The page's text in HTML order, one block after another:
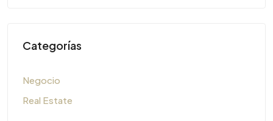
Categorías
Negocio
Real Estate